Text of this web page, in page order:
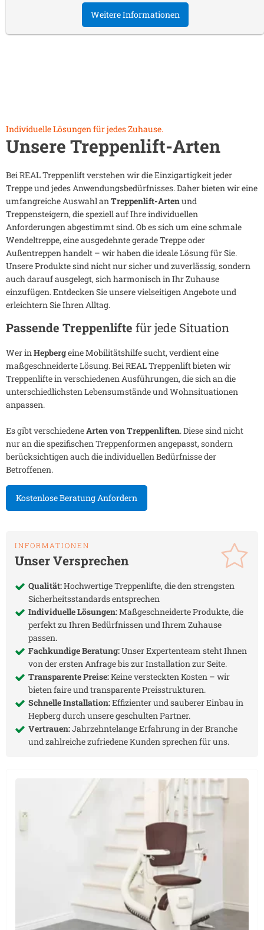
Weitere Informationen
Individuelle Lösungen für jedes Zuhause.
Unsere Treppenlift-Arten
Bei REAL Treppenlift verstehen wir die Einzigartigkeit jeder
Treppe und jedes Anwendungsbedürfnisses. Daher bieten wir eine
umfangreiche Auswahl anTreppenlift-Artenund
Treppensteigern, die speziell auf Ihre individuellen
Anforderungen abgestimmt sind. Ob es sich um eine schmale
Wendeltreppe, eine ausgedehnte gerade Treppe oder
Außentreppen handelt – wir haben die ideale Lösung für Sie.
Unsere Produkte sind nicht nur sicher und zuverlässig, sondern
auch darauf ausgelegt, sich harmonisch in Ihr Zuhause
einzufügen. Entdecken Sie unsere vielseitigen Angebote und
erleichtern Sie Ihren Alltag.
Passende Treppenlifte für jede Situation
Wer inHepbergeine Mobilitätshilfe sucht, verdient eine
maßgeschneiderte Lösung. Bei REAL Treppenlift bieten wir
Treppenlifte in verschiedenen Ausführungen, die sich an die
unterschiedlichsten Lebensumstände und Wohnsituationen
anpassen.
Es gibt verschiedeneArten von Treppenliften. Diese sind nicht
nur an die spezifischen Treppenformen angepasst, sondern
berücksichtigen auch die individuellen Bedürfnisse der
Betroffenen.
Kostenlose Beratung Anfordern
INFORMATIONEN
Unser Versprechen
Qualität:Hochwertige Treppenlifte, die den strengsten
Sicherheitsstandards entsprechen
Individuelle Lösungen:Maßgeschneiderte Produkte, die
perfekt zu Ihren Bedürfnissen und Ihrem Zuhause
passen.
Fachkundige Beratung:Unser Expertenteam steht Ihnen
von der ersten Anfrage bis zur Installation zur Seite.
Transparente Preise:Keine versteckten Kosten – wir
bieten faire und transparente Preisstrukturen.
Schnelle Installation:Effizienter und sauberer Einbau in
Hepbergdurch unsere geschulten Partner.
Vertrauen:Jahrzehntelange Erfahrung in der Branche
und zahlreiche zufriedene Kunden sprechen für uns.